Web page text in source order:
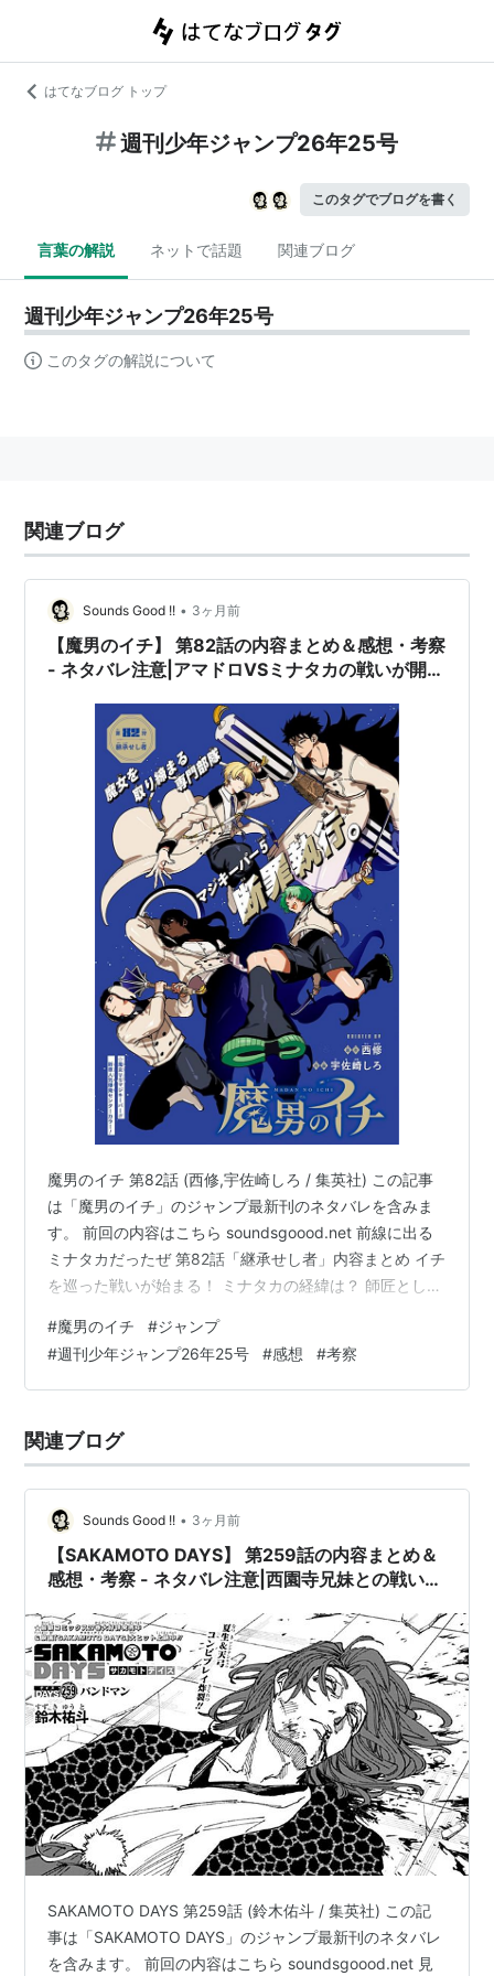
はてなブログ トップ
週刊少年ジャンプ26年25号
このタグでブログを書く
言葉の解説 ネットで話題 関連ブログ
週刊少年ジャンプ26年25号
このタグの解説について
関連ブログ
Sounds Good !! • 3ヶ月前
【魔男のイチ】 第82話の内容まとめ＆感想・考察
- ネタバレ注意|アマドロVSミナタカの戦いが開
魔男のイチ 第82話 (西修,宇佐崎しろ / 集英社) この記事
は「魔男のイチ」のジャンプ最新刊のネタバレを含みま
す。 前回の内容はこちら soundsgoood.net 前線に出る
ミナタカだったぜ 第82話「継承せし者」内容まとめ イチ
を巡った戦いが始まる！ ミナタカの経緯は？ 師匠として
か！ 第82話「継承せし者」内容まとめ イチを巡った戦い
が始まる！ アマドロの魔法"装填(マスカット)"はリボン
キャンディ家が代々受け継いできた独占魔法であり、リ
スカットからプレゼントされる。 魔男のイ…
#魔男のイチ #ジャンプ
#週刊少年ジャンプ26年25号 #感想 #考察
関連ブログ
Sounds Good !! • 3ヶ月前
【SAKAMOTO DAYS】 第259話の内容まとめ＆
感想・考察 - ネタバレ注意|西園寺兄妹との戦いの
SAKAMOTO DAYS 第259話 (鈴木佑斗 / 集英社) この記
事は「SAKAMOTO DAYS」のジャンプ最新刊のネタバレ
を含みます。 前回の内容はこちら soundsgoood.net 見